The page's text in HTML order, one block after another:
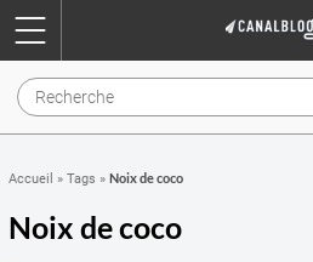
Accueil » Tags » Noix de coco
Noix de coco